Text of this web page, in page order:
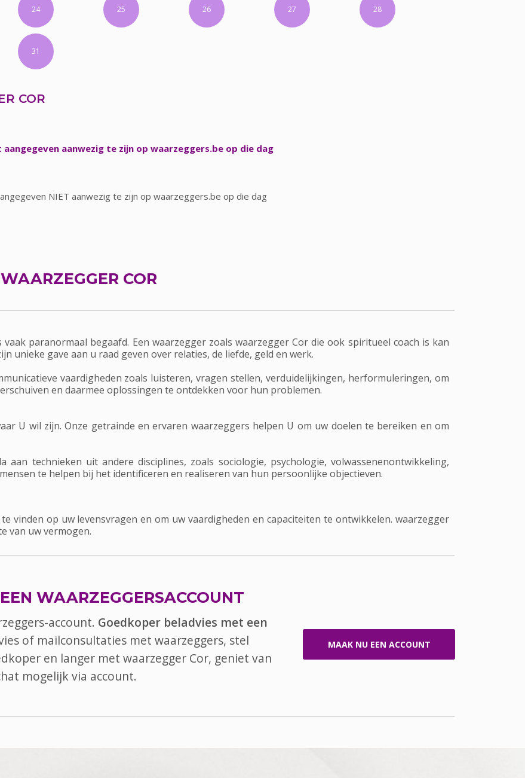
24 25 26 27 28
31
COR
aanwezig te zijn op waarzeggers.be op die dag
NIET aanwezig te zijn op waarzeggers.be op die dag
WAARZEGGER COR
paranormaal begaafd. Een waarzegger zoals waarzegger Cor die ook spiritueel coach is kan
unieke gave aan u raad geven over relaties, de liefde, geld en werk.
vaardigheden zoals luisteren, vragen stellen, verduidelijkingen, herformuleringen, om
en daarmee oplossingen te ontdekken voor hun problemen.
U wil zijn. Onze getrainde en ervaren waarzeggers helpen U om uw doelen te bereiken en om
aan technieken uit andere disciplines, zoals sociologie, psychologie, volwassenenontwikkeling,
te helpen bij het identificeren en realiseren van hun persoonlijke objectieven.
vinden op uw levensvragen en om uw vaardigheden en capaciteiten te ontwikkelen. waarzegger
van uw vermogen.
WAARZEGGERSACCOUNT
account. Goedkoper beladvies met een
of mailconsultaties met waarzeggers, stel
en langer met waarzegger Cor, geniet van
mogelijk via account.
MAAK NU EEN ACCOUNT